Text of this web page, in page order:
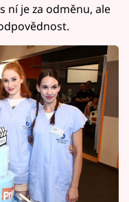
ní je za odměnu, ale